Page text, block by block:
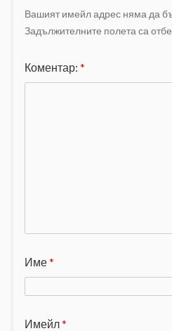
Вашият имейл адрес няма да
Задължителните полета са
Коментар: *
Име*
Имейл*